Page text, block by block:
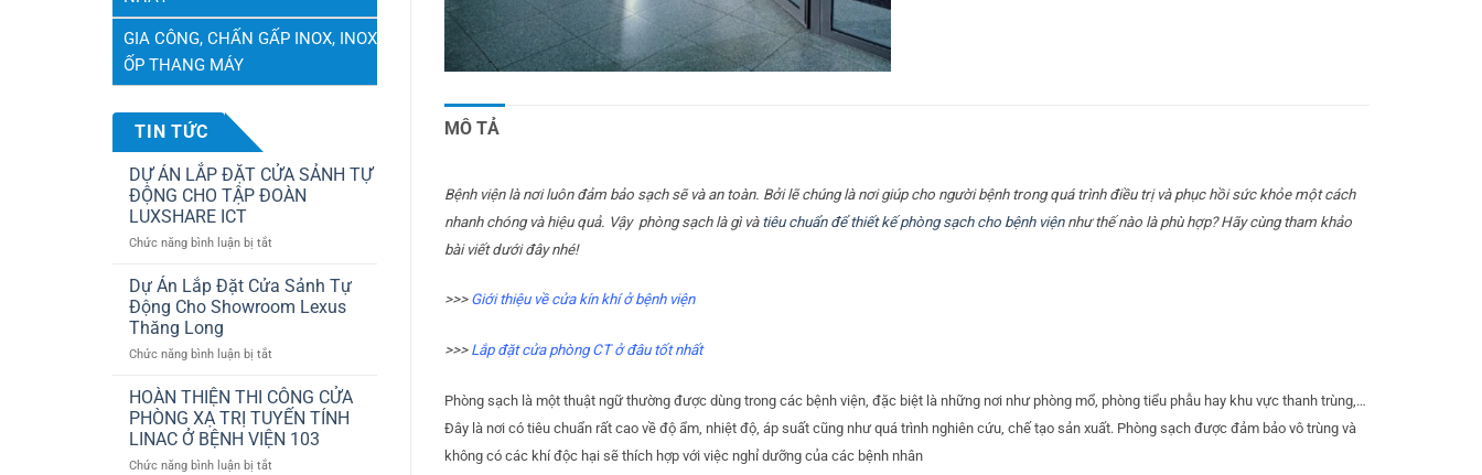
GIA CÔNG, CHẤN GẤP INOX, INOX
ỐP THANG MÁY
TIN TỨC
DỰ ÁN LẮP ĐẶT CỬA SẢNH TỰ
ĐỘNG CHO TẬP ĐOÀN
LUXSHARE ICT
Chức năng bình luận bị tắt
ÁN
ĐẶT
SẢNH
ĐỘNG
CHO
TẬP
ĐOÀN
LUXSHARE
Dự Án Lắp Đặt Cửa Sảnh Tự
Động Cho Showroom Lexus
Thăng Long
Chức năng bình luận bị tắt
Án
Lắp
Đặt
Cửa
Sảnh
HOÀN THIỆN THI CÔNG CỬA
PHÒNG XẠ TRỊ TUYẾN TÍNH
LINAC Ở BỆNH VIỆN 103
Chức năng bình luận bị tắt
MÔ TẢ
Bệnh viện là nơi luôn đảm bảo sạch sẽ và an toàn. Bởi lẽ chúng là nơi giúp cho người bệnh trong quá trình điều trị và phục hồi sức khỏe một cách
nhanh chóng và hiệu quả. Vậy phòng sạch là gì và tiêu chuẩn để thiết kế phòng sạch cho bệnh việnnhư thế nào là phù hợp? Hãy cùng tham khảo
bài viết dưới đây nhé!
>>> Giới thiệu về cửa kín khí ở bệnh viện
>>> Lắp đặt cửa phòng CT ở đâu tốt nhất
Phòng sạch là một thuật ngữ thường được dùng trong các bệnh viện, đặc biệt là những nơi như phòng mổ, phòng tiểu phẫu hay khu vực thanh trùng,…
Đây là nơi có tiêu chuẩn rất cao về độ ẩm, nhiệt độ, áp suất cũng như quá trình nghiên cứu, chế tạo sản xuất. Phòng sạch được đảm bảo vô trùng và
không có các khí độc hại sẽ thích hợp với việc nghỉ dưỡng của các bệnh nhân